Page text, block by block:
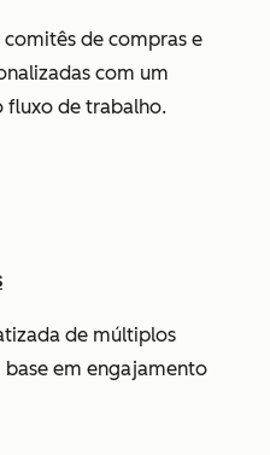
de compras e
com um
fluxo de trabalho.
de múltiplos
base em engajamento